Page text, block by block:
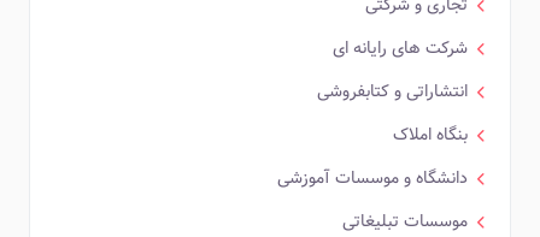
شرکت های رایانه ای
انتشاراتی و کتابفروشی
بنگاه املاک
دانشگاه و موسسات آموزشی
موسسات تبلیغاتی